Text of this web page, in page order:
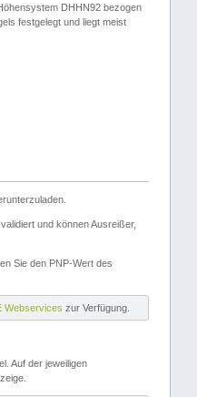
DHHN92 bezogen
festgelegt und liegt meist
und können Ausreißer,
Sie den PNP-Wert des
Webservices zur Verfügung.
Auf der jeweiligen